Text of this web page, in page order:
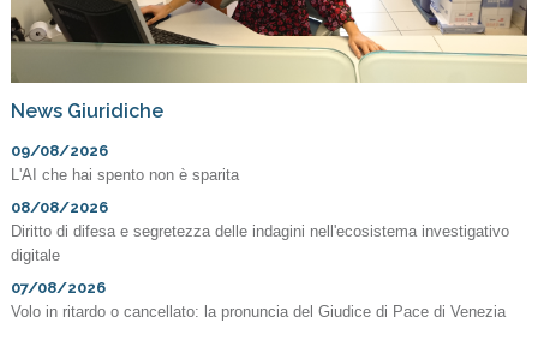
News Giuridiche
09/08/2026
L'AI che hai spento non è sparita
08/08/2026
Diritto di difesa e segretezza delle indagini nell'ecosistema investigativo
digitale
07/08/2026
Volo in ritardo o cancellato: la pronuncia del Giudice di Pace di Venezia